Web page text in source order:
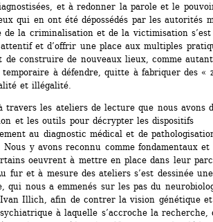
et à redonner la parole et le
qui en ont été dépossédés par les autorités
de la criminalisation et de la victimisation
et d’offrir une place aux multiples
de construire de nouveaux lieux, comme
temporaire à défendre, quitte à fabriquer des «
et illégalité.
travers les ateliers de lecture que nous avons
et les outils pour décrypter les dispositifs
au diagnostic médical et de
Nous y avons reconnu comme fondamentaux
oeuvrent à mettre en place dans leur
fur et à mesure des ateliers s’est dessinée une
qui nous a emmenés sur les pas du
Illich, afin de contrer la vision génétique
à laquelle s’accroche la recherche,